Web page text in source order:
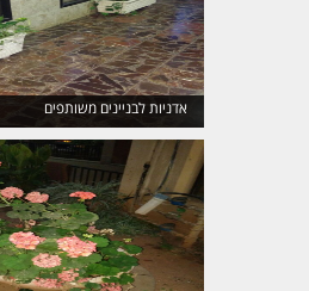
אדניות לבניינים משותפים